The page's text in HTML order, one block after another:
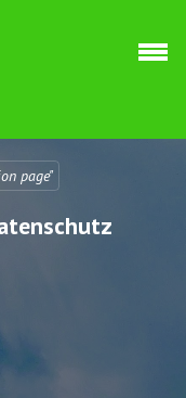
page"